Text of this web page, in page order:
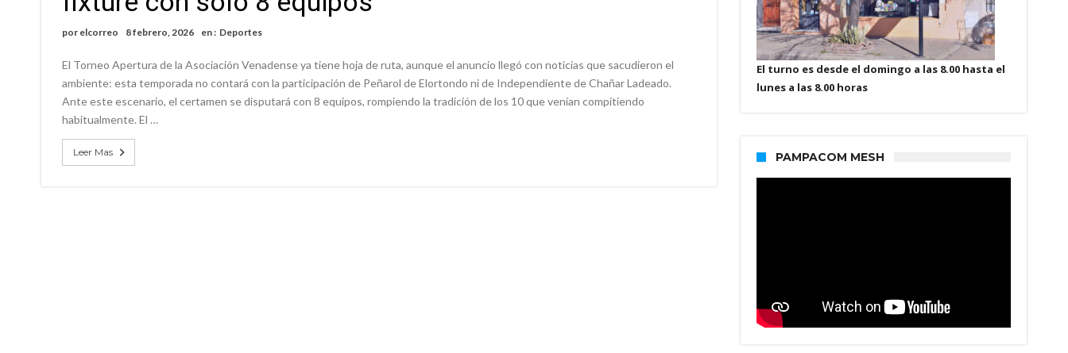
Violento robo en la zona rural de Firmat: maniataron a una pareja de adultos mayores
por elcorreo 8 febrero, 2026 en : Deportes
El Torneo Apertura de la Asociación Venadense ya tiene hoja de ruta, aunque el anuncio llegó con noticias que sacudieron el
ambiente: esta temporada no contará con la participación de Peñarol de Elortondo ni de Independiente de Chañar Ladeado.
Ante este escenario, el certamen se disputará con 8 equipos, rompiendo la tradición de los 10 que venían compitiendo
habitualmente. El …
Leer Mas
El turno es desde el domingo a las 8.00 hasta el
lunes a las 8.00 horas
PAMPACOM MESH